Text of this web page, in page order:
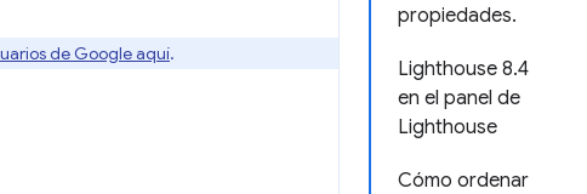
propiedades.
Lighthouse 8.4
en el panel de
Lighthouse
Cómo ordenar
de Google aquí.